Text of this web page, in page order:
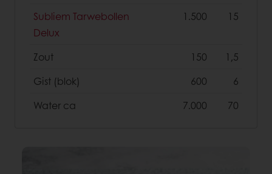
Subliem Tarwebollen
Delux
1.500 15
Zout 150
1,5
Gist (blok)
600
6
Water ca
7.000 70